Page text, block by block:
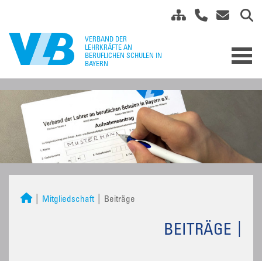
Mitgliedschaft Beiträge
BEITRÄGE